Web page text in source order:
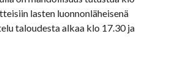
lasten luonnonläheisenä
taloudesta alkaa klo 17.30 ja